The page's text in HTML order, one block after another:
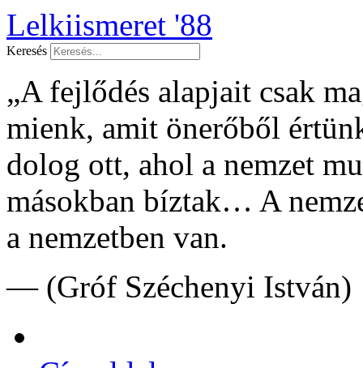
Lelkiismeret '88
Keresés
„A fejlődés alapjait csak
mienk, amit önerőből
dolog ott, ahol a nemzet
másokban bíztak… A
a nemzetben van.
— (Gróf Széchenyi István)